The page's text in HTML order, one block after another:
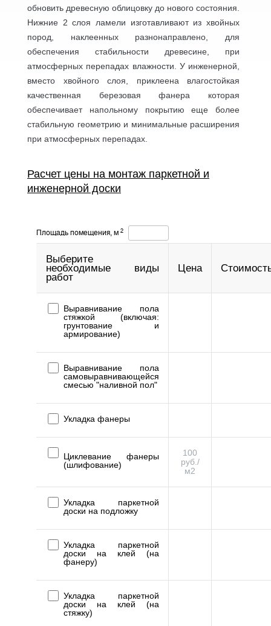
обновить древесную облицовку до нового состояния.
Нижние 2 слоя ламели изготавливают из хвойных
пород, наклеенных разнонаправлено, для
обеспечения стабильности древесине, при
атмосферных перепадах влажности. У инженерной,
вместо хвойного слоя, приклеена влагостойкая
качественная березовая фанера которая
обеспечивает напольному покрытию еще более
стабильную геометрию и минимальные расширения
при атмосферных перепадах.
Расчет цены на монтаж паркетной и
инженерной доски
Площадь помещения, м 2
Выберите
необходимые виды
работ
Цена
Выравнивание пола
стяжкой (включая:
грунтование и
армирование)
Выравнивание пола
самовыравнивающейся
смесью "наливной пол"
Укладка фанеры
Циклевание фанеры
(шлифование)
100
руб./
м2
Укладка паркетной
доски на подложку
Укладка паркетной
доски на клей (на
фанеру)
Укладка паркетной
доски на клей (на
стяжку)